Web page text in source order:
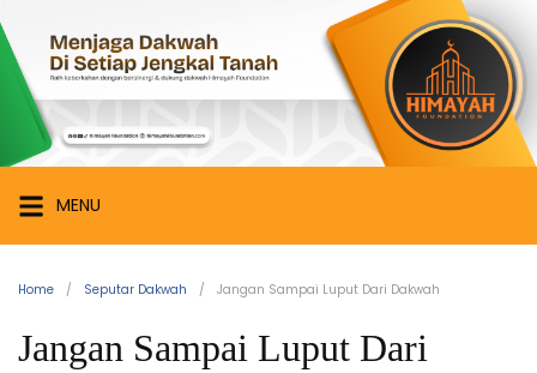
to
content
Himayah
Foundation
Menjaga
Dakwah
di
Setiap
Jengkal
MENU
Home Seputar Dakwah Jangan Sampai Luput Dari Dakwah
Jangan Sampai Luput Dari